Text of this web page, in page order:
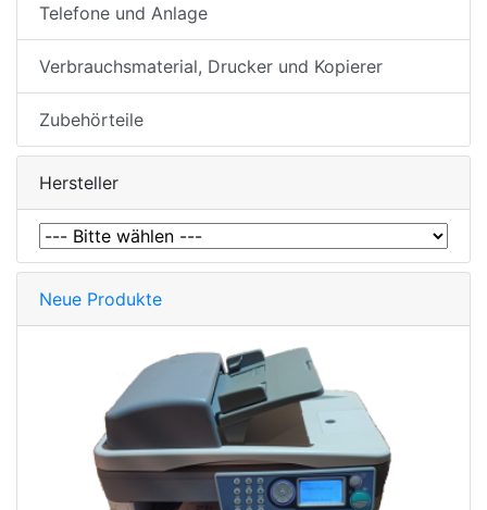
Telefone und Anlage
Verbrauchsmaterial, Drucker und Kopierer
Zubehörteile
Hersteller
Neue Produkte